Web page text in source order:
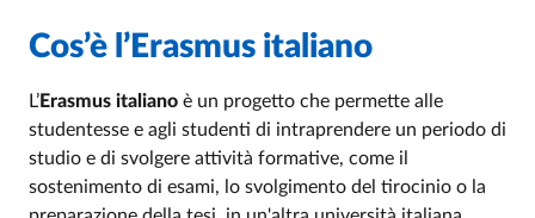
Cos’è l’Erasmus italiano
L’Erasmus italiano è un progetto che permette alle
studentesse e agli studenti di intraprendere un periodo di
studio e di svolgere attività formative, come il
sostenimento di esami, lo svolgimento del tirocinio o la